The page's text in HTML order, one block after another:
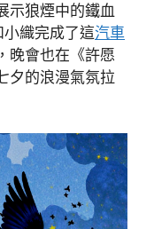
示狼煙中的鐵血
織完成了這汽車
晚會也在《許愿
夕的浪漫氣氛拉